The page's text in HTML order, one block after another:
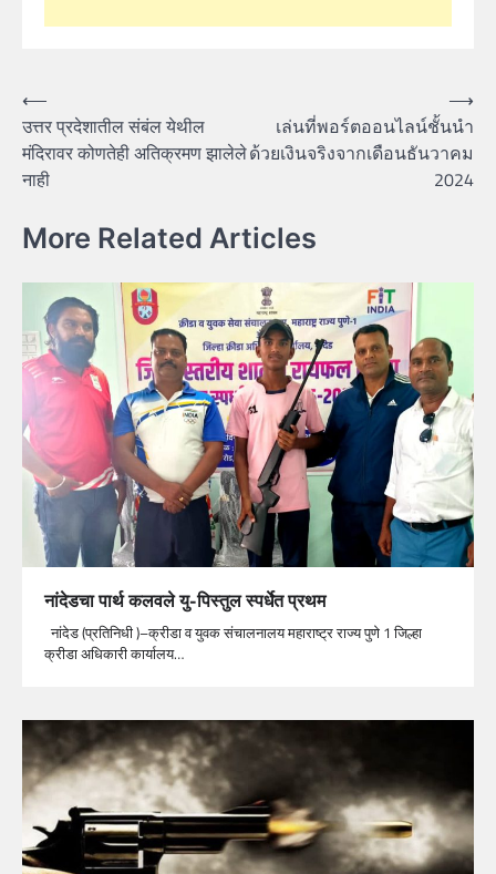
Post
navigation
⟵
उत्तर प्रदेशातील संबंल येथील
मंदिरावर कोणतेही अतिक्रमण झालेले
नाही
เล่นที่พอร์ตออนไลน์ชั้นนำ
ด้วยเงินจริงจากเดือนธันวาคม
2024
⟶
More Related Articles
नांदेडचा पार्थ कलवले यु-पिस्तुल स्पर्धेत प्रथम
नांदेड (प्रतिनिधी )–क्रीडा व युवक संचालनालय महाराष्ट्र राज्य पुणे 1 जिल्हा
क्रीडा अधिकारी कार्यालय…